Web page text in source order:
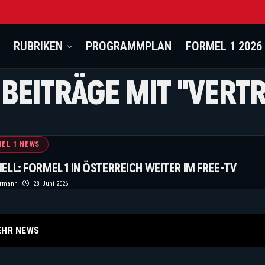
RUBRIKEN PROGRAMMPLAN FORMEL 1 2026
MIT
1 NEWS
FORMEL 1 IN ÖSTERREICH WEITER IM FREE-TV
28. Juni 2026
NEWS